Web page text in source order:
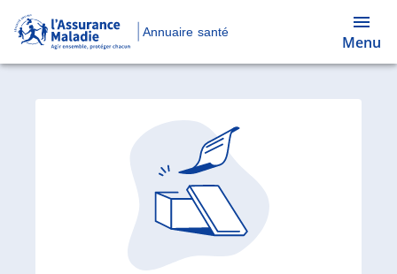
Annuaire santé
Menu